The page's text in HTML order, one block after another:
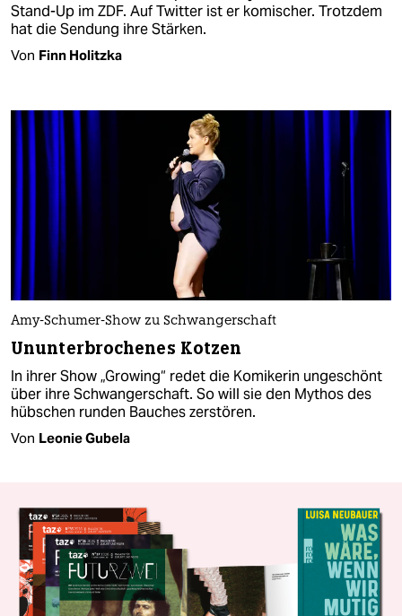
Stand-Up im ZDF. Auf Twitter ist er komischer. Trotzdem
hat die Sendung ihre Stärken.
Von Finn Holitzka
Amy-Schumer-Show zu Schwangerschaft
Ununterbrochenes Kotzen
In ihrer Show „Growing“ redet die Komikerin ungeschönt
über ihre Schwangerschaft. So will sie den Mythos des
hübschen runden Bauches zerstören.
Von Leonie Gubela